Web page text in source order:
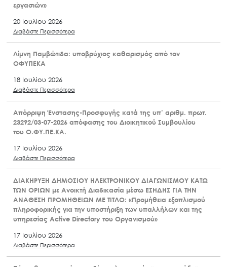
εργασιών»
20 Ιουλίου 2026
Διαβάστε Περισσότερα
Λίμνη Παμβώτιδα: υποβρύχιος καθαρισμός από τον
ΟΦΥΠΕΚΑ
18 Ιουλίου 2026
Διαβάστε Περισσότερα
Απόρριψη Ένστασης-Προσφυγής κατά της υπ’ αριθμ. πρωτ.
23292/03-07-2026 απόφασης του Διοικητικού Συμβουλίου
του Ο.ΦΥ.ΠΕ.ΚΑ.
17 Ιουλίου 2026
Διαβάστε Περισσότερα
ΔΙΑΚΗΡΥΞΗ ΔΗΜΟΣΙΟΥ ΗΛΕΚΤΡΟΝΙΚΟΥ ΔΙΑΓΩΝΙΣΜΟΥ ΚΑΤΩ
ΤΩΝ ΟΡΙΩΝ με Ανοικτή Διαδικασία μέσω ΕΣΗΔΗΣ ΓΙΑ ΤΗΝ
ΑΝΑΘΕΣΗ ΠΡΟΜΗΘΕΙΩΝ ΜΕ ΤΙΤΛΟ: «Προμήθεια εξοπλισμού
πληροφορικής για την υποστήριξη των υπαλλήλων και της
υπηρεσίας Active Directory του Οργανισμού»
17 Ιουλίου 2026
Διαβάστε Περισσότερα